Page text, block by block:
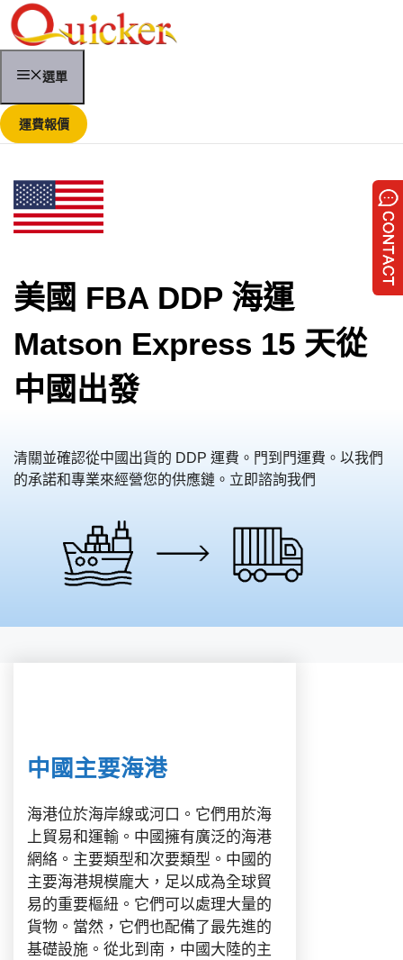
跳
至
內
選單
運費報價
美國 FBA DDP 海運
Matson Express 15 天從
中國出發
清關並確認從中國出貨的 DDP 運費。門到門運費。以我們
的承諾和專業來經營您的供應鏈。立即諮詢我們
中國主要海港
海港位於海岸線或河口。它們用於海
上貿易和運輸。中國擁有廣泛的海港
網絡。主要類型和次要類型。中國的
主要海港規模龐大，足以成為全球貿
易的重要樞紐。它們可以處理大量的
貨物。當然，它們也配備了最先進的
基礎設施。從北到南，中國大陸的主